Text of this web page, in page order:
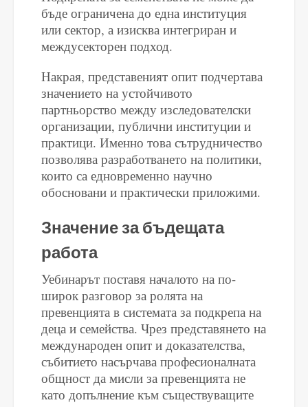
бъде ограничена до една институция
или сектор, а изисква интегриран и
междусекторен подход.
Накрая, представеният опит подчертава
значението на устойчивото
партньорство между изследователски
организации, публични институции и
практици. Именно това сътрудничество
позволява разработването на политики,
които са едновременно научно
обосновани и практически приложими.
Значение за бъдещата
работа
Уебинарът поставя началото на по-
широк разговор за ролята на
превенцията в системата за подкрепа на
деца и семейства. Чрез представянето на
международен опит и доказателства,
събитието насърчава професионалната
общност да мисли за превенцията не
като допълнение към съществуващите